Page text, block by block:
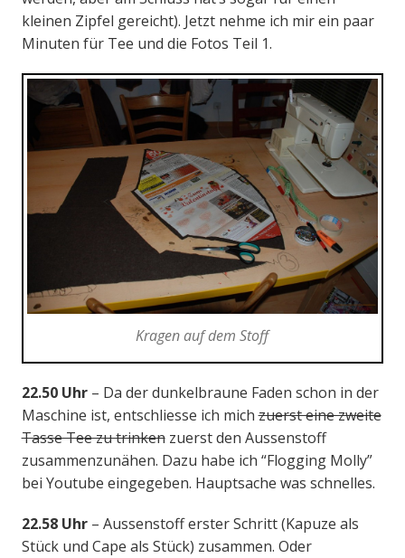
kleinen Zipfel gereicht). Jetzt nehme ich mir ein paar
Minuten für Tee und die Fotos Teil 1.
Kragen auf dem Stoff
22.50 Uhr– Da der dunkelbraune Faden schon in der
Maschine ist, entschliesse ich michzuerst eine zweite
Tasse Tee zu trinkenzuerst den Aussenstoff
zusammenzunähen. Dazu habe ich “Flogging Molly”
bei Youtube eingegeben. Hauptsache was schnelles.
22.58 Uhr– Aussenstoff erster Schritt (Kapuze als
Stück und Cape als Stück) zusammen. Oder